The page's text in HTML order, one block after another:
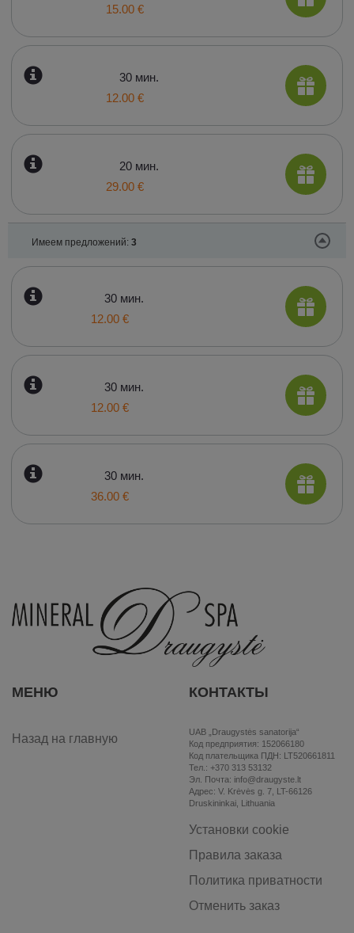
15.00 €
30 мин.
12.00 €
20 мин.
29.00 €
Имеем предложений: 3
30 мин.
12.00 €
30 мин.
12.00 €
30 мин.
36.00 €
МЕНЮ
Назад на главную
КОНТАКТЫ
UAB „Draugystės sanatorija“
Код предприятия: 152066180
Код плательщика ПДН: LT520661811
Тел.: +370 313 53132
Эл. Почта: info@draugyste.lt
Aдрес: V. Krėvės g. 7, LT-66126
Druskininkai, Lithuania
Установки cookie
Правила заказа
Политика приватности
Отменить заказ